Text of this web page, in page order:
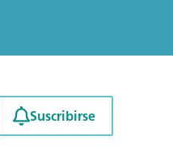
Suscribirse